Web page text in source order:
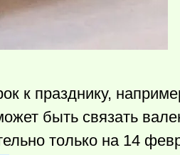
к празднику,
быть связать
только на 14